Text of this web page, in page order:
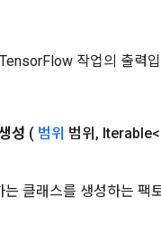
작업의 출력
성 ( 범위 범위 ,
클래스를 생성하는 팩